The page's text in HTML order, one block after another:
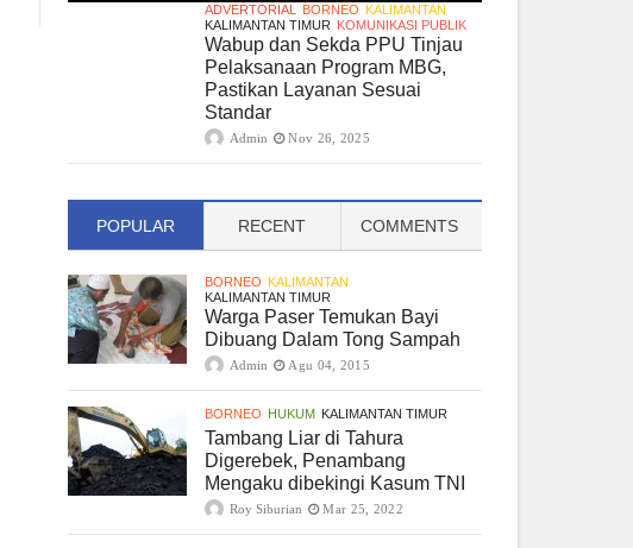
ADVERTORIAL BORNEO KALIMANTAN
KALIMANTAN TIMUR KOMUNIKASI PUBLIK
Wabup dan Sekda PPU Tinjau
Pelaksanaan Program MBG,
Pastikan Layanan Sesuai
Standar
Admin Nov 26, 2025
POPULAR RECENT COMMENTS
BORNEO KALIMANTAN
KALIMANTAN TIMUR
Warga Paser Temukan Bayi
Dibuang Dalam Tong Sampah
Admin Agu 04, 2015
BORNEO HUKUM KALIMANTAN TIMUR
Tambang Liar di Tahura
Digerebek, Penambang
Mengaku dibekingi Kasum TNI
Roy Siburian Mar 25, 2022